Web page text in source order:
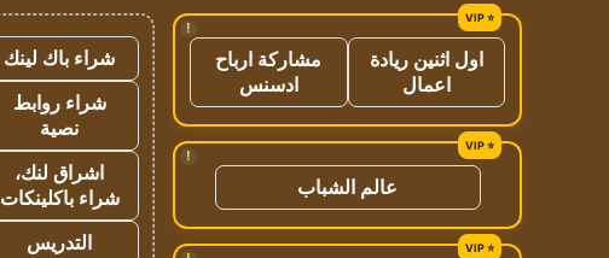
!
اول اثنين ريادة
اعمال
مشاركة ارباح
ادسنس
!
عالم الشباب
شراء باك لينك
شراء روابط
نصية
اشراق لنك،
شراء باكلينكات
التدريس